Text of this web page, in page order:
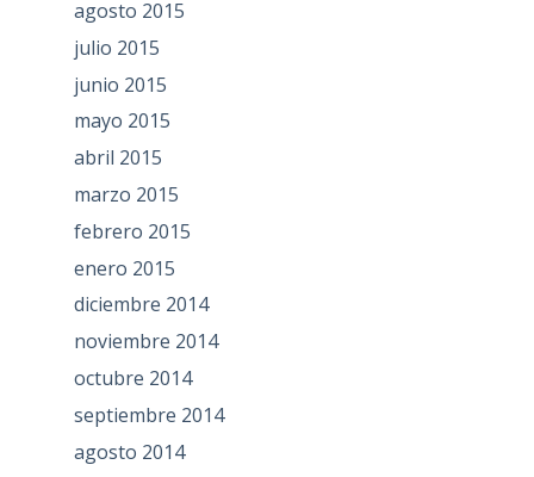
agosto 2015
julio 2015
junio 2015
mayo 2015
abril 2015
marzo 2015
febrero 2015
enero 2015
diciembre 2014
noviembre 2014
octubre 2014
septiembre 2014
agosto 2014